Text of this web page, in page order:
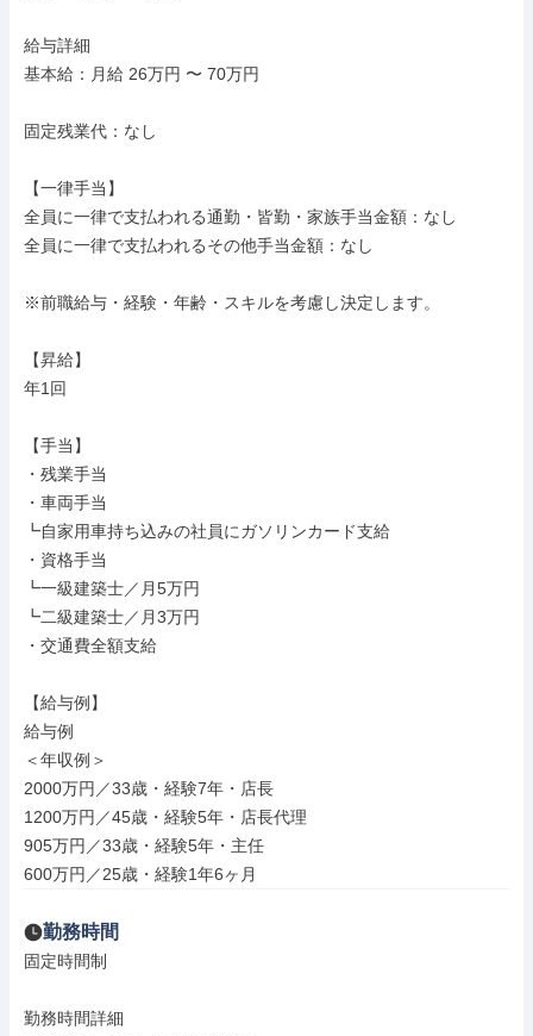
給与詳細
基本給：月給 26万円 〜 70万円
固定残業代：なし
【一律手当】
全員に一律で支払われる通勤・皆勤・家族手当金額：なし
全員に一律で支払われるその他手当金額：なし
※前職給与・経験・年齢・スキルを考慮し決定します。
【昇給】
年1回
【手当】
・残業手当
・車両手当
┗自家用車持ち込みの社員にガソリンカード支給
・資格手当
┗一級建築士／月5万円
┗二級建築士／月3万円
・交通費全額支給
【給与例】
給与例
＜年収例＞
2000万円／33歳・経験7年・店長
1200万円／45歳・経験5年・店長代理
905万円／33歳・経験5年・主任
600万円／25歳・経験1年6ヶ月
勤務時間
固定時間制
勤務時間詳細